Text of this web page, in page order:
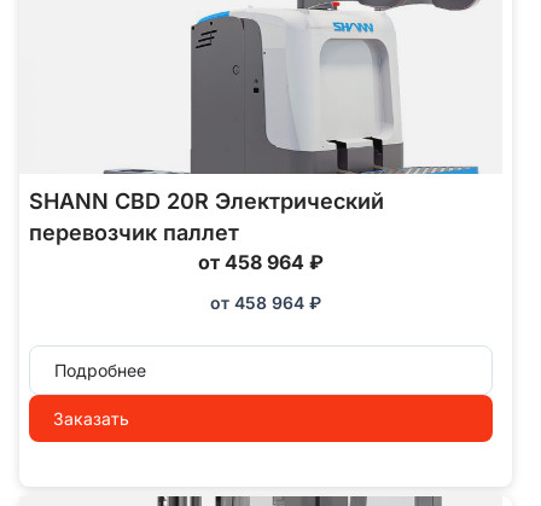
SHANN CBD 20R Электрический
перевозчик паллет
от 458 964 ₽
от 458 964 ₽
Подробнее
Заказать